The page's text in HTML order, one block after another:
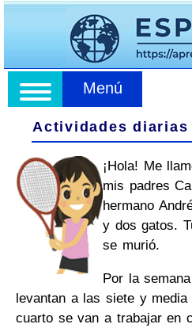
Menú
Actividades diarias
¡Hola! Me
mis padres
hermano
y dos gatos.
se murió.
Por la
levantan a las siete y
cuarto se van a trabajar en